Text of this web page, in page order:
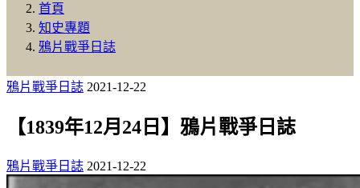
首頁
知史專題
鴉片戰爭日誌
鴉片戰爭日誌 2021-12-22
【1839年12月24日】鴉片戰爭日誌
鴉片戰爭日誌 2021-12-22